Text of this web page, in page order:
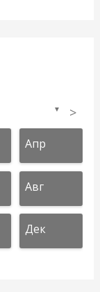
▼ >
Апр
Авг
Дек